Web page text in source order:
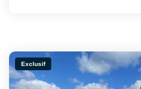
Exclusif